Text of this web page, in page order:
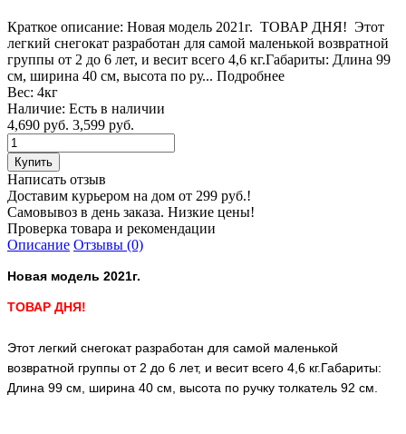
Краткое описание: Hовая модель 2021г. ТОВАР ДНЯ! Этот
легкий снегокат разработан для самой маленькой возвратной
группы от 2 до 6 лет, и весит всего 4,6 кг.Габариты: Длина 99
см, ширина 40 см, высота по ру... Подробнее
Вес: 4кг
Наличие: Есть в наличии
4,690 руб. 3,599 руб.
Написать отзыв
Доставим курьером на дом от 299 руб.!
Самовывоз в день заказа. Низкие цены!
Проверка товара и рекомендации
Описание Отзывы (0)
Hовая модель 2021г.
ТОВАР ДНЯ!
Этот легкий снегокат разработан для самой маленькой
возвратной группы от 2 до 6 лет, и весит всего 4,6 кг.Габариты:
Длина 99 см, ширина 40 см, высота по ручку толкатель 92 см.